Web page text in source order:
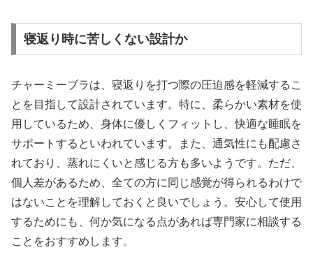
寝返り時に苦しくない設計か
チャーミーブラは、寝返りを打つ際の圧迫感を軽減するこ
とを目指して設計されています。特に、柔らかい素材を使
用しているため、身体に優しくフィットし、快適な睡眠を
サポートするといわれています。また、通気性にも配慮さ
れており、蒸れにくいと感じる方も多いようです。ただ、
個人差があるため、全ての方に同じ感覚が得られるわけで
はないことを理解しておくと良いでしょう。安心して使用
するためにも、何か気になる点があれば専門家に相談する
ことをおすすめします。